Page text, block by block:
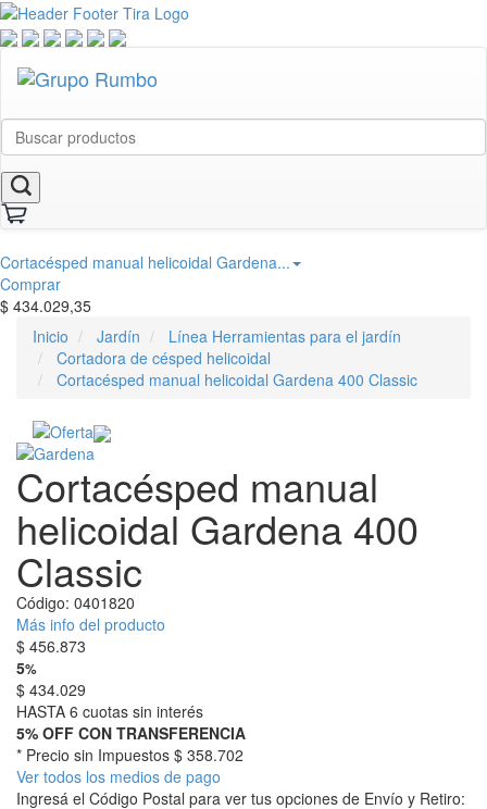
Cortacésped manual helicoidal Gardena...
Comprar
$ 434.029,35
Inicio
Jardín
Línea Herramientas para el jardín
Cortadora de césped helicoidal
Cortacésped manual helicoidal Gardena 400 Classic
Cortacésped manual
helicoidal Gardena 400
Classic
Código: 0401820
Más info del producto
$ 456.873
5%
$ 434.029
HASTA 6 cuotas sin interés
5% OFF CON TRANSFERENCIA
* Precio sin Impuestos $ 358.702
Ver todos los medios de pago
Ingresá el Código Postal para ver tus opciones de Envío y Retiro: